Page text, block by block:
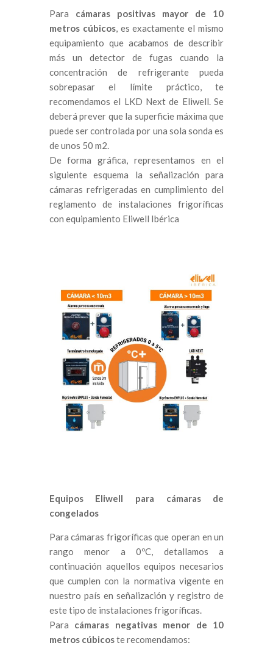
Para cámaras positivas mayor de 10
metros cúbicos, es exactamente el mismo
equipamiento que acabamos de describir
más un detector de fugas cuando la
concentración de refrigerante pueda
sobrepasar el límite práctico, te
recomendamos el LKD Next de Eliwell. Se
deberá prever que la superficie máxima que
puede ser controlada por una sola sonda es
de unos 50 m2.
De forma gráfica, representamos en el
siguiente esquema la señalización para
cámaras refrigeradas en cumplimiento del
reglamento de instalaciones frigoríficas
con equipamiento Eliwell Ibérica
Equipos Eliwell para cámaras de
congelados
Para cámaras frigoríficas que operan en un
rango menor a 0ºC, detallamos a
continuación aquellos equipos necesarios
que cumplen con la normativa vigente en
nuestro país en señalización y registro de
este tipo de instalaciones frigoríficas.
Para cámaras negativas menor de 10
metros cúbicoste recomendamos: